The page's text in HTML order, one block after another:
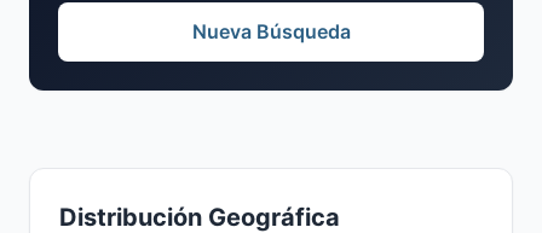
Distribución Geográfica
Nueva Búsqueda